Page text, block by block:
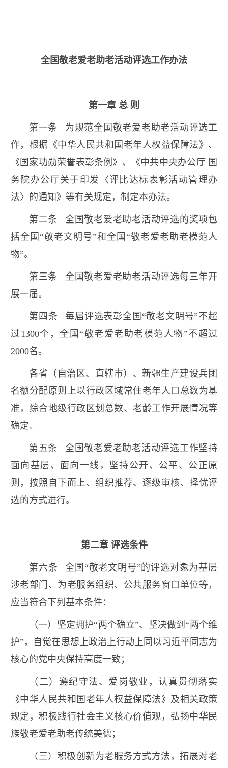
全国敬老爱老助老活动评选工作办法
第一章 总 则
第一条 为规范全国敬老爱老助老活动评选工
作，根据《中华人民共和国老年人权益保障法》、
《国家功勋荣誉表彰条例》、《中共中央办公厅 国
务院办公厅关于印发〈评比达标表彰活动管理办
法〉的通知》等有关规定，制定本办法。
第二条 全国敬老爱老助老活动评选的奖项包
括全国“敬老文明号”和全国“敬老爱老助老模范人
物”。
第三条 全国敬老爱老助老活动评选每三年开
展一届。
第四条 每届评选表彰全国“敬老文明号”不超
过1300个，全国“敬老爱老助老模范人物”不超过
2000名。
各省（自治区、直辖市）、新疆生产建设兵团
名额分配原则上以行政区域常住老年人口总数为基
准，综合地级行政区划总数、老龄工作开展情况等
确定。
第五条 全国敬老爱老助老活动评选工作坚持
面向基层、面向一线，坚持公开、公平、公正原
则，按照自下而上、组织推荐、逐级审核、择优评
选的方式进行。
第二章 评选条件
第六条 全国“敬老文明号”的评选对象为基层
涉老部门、为老服务组织、公共服务窗口单位等，
应当符合下列基本条件：
（一）坚定拥护“两个确立”、坚决做到“两个维
护”，自觉在思想上政治上行动上同以习近平同志为
核心的党中央保持高度一致；
（二）遵纪守法、爱岗敬业，认真贯彻落实
《中华人民共和国老年人权益保障法》及相关政策
规定，积极践行社会主义核心价值观，弘扬中华民
族敬老爱老助老传统美德；
（三）积极创新为老服务方式方法，拓展对老